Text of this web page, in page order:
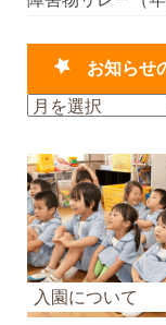
お知らせ
お
ら
せ
の
ア
ー
カ
イ
入園について